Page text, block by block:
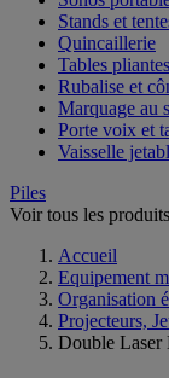
Stands et
Quincaillerie
Tables
Rubalise et
Marquage au
Porte voix et
Vaisselle
Piles
Voir tous les produits
Accueil
Equipement
Organisation
Projecteurs,
Double Laser